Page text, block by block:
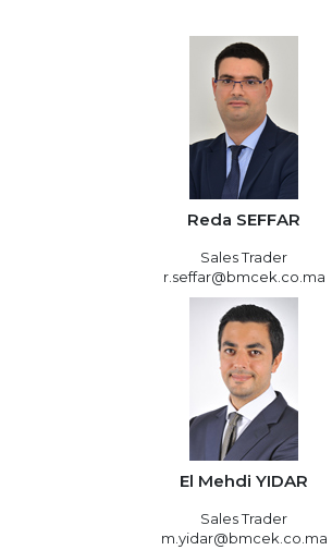
Reda SEFFAR
Sales Trader
r.seffar@bmcek.co.ma
El Mehdi YIDAR
Sales Trader
m.yidar@bmcek.co.ma